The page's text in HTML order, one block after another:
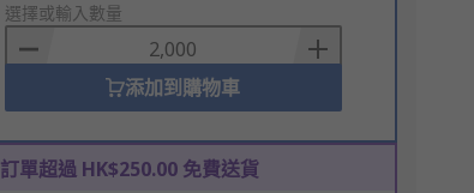
to
Basket
選擇或輸入數量
添加到購物車
訂單超過 HK$250.00 免費送貨